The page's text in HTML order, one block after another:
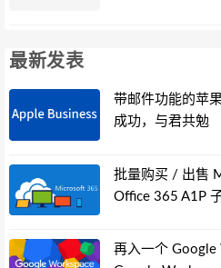
最新发表
带邮件功能的苹
成功，与君共勉
批量购买 / 出售
Office 365 A1P
再入一个 Google